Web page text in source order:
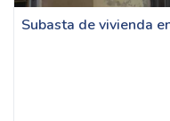
Subasta de vivienda